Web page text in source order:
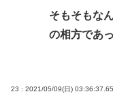
そもそもな
の相方であ
23 : 2021/05/09(日)